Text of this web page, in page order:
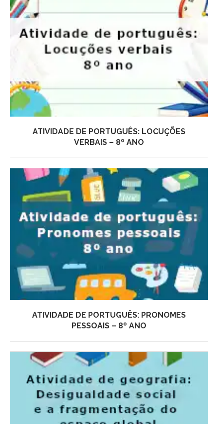
ATIVIDADE DE PORTUGUÊS: LOCUÇÕES
VERBAIS – 8º ANO
ATIVIDADE DE PORTUGUÊS: PRONOMES
PESSOAIS – 8º ANO